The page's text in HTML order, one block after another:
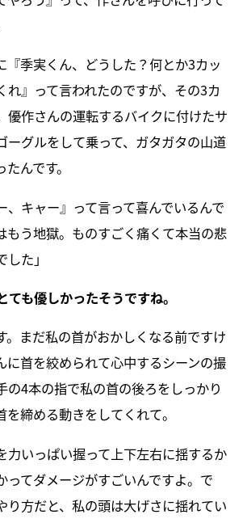
『季実くん、どうした？何とか3カッ
れ』って言われたのですが、その3カ
優作さんの運転するバイクに付けたサ
ーグルをして乗って、ガタガタの山道
んです。
、キャー』って言って喜んでいるんで
もう地獄。ものすごく痛くて本当の悲
た」
も優しかったそうですね。
。まだ私の首がおかしくなる前ですけ
に首を絞められて心中するシーンの撮
の4本の指で私の首の後ろをしっかり
を締める動きをしてくれて。
力いっぱい握って上下左右に揺するか
ってダメージがすごいんですよ。で
り方だと、私の頭は大げさに揺れてい